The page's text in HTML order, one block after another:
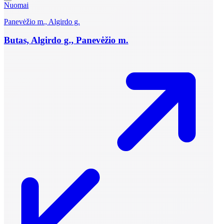
Nuomai
Panevėžio m., Algirdo g.
Butas, Algirdo g., Panevėžio m.